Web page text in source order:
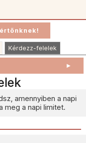
Kérdezz-felelek
►
amennyiben a napi
meg a napi limitet.